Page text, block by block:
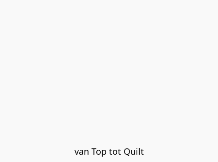
van Top tot Quilt